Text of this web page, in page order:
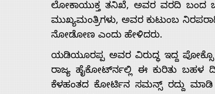
ಲೋಕಾಯುಕ್ತ ತನಿಖೆ, ಅವರ ವರದಿ ಬಂದ
ಮುಖ್ಯಮಂತ್ರಿಗಳು, ಅವರ ಕುಟುಂಬ
ನೋಡೋಣ ಎಂದು ಹೇಳಿದರು.
ಯಡಿಯೂರಪ್ಪ ಅವರ ವಿರುದ್ಧ ಇದ್ದ
ರಾಜ್ಯ ಹೈಕೋರ್ಟ್‍ನಲ್ಲಿ ಈ ಕುರಿತು ಬಹಳ
ಕೆಳಹಂತದ ಕೋರ್ಟಿನ ಸಮನ್ಸ್ ರದ್ದು ಮಾಡಿ